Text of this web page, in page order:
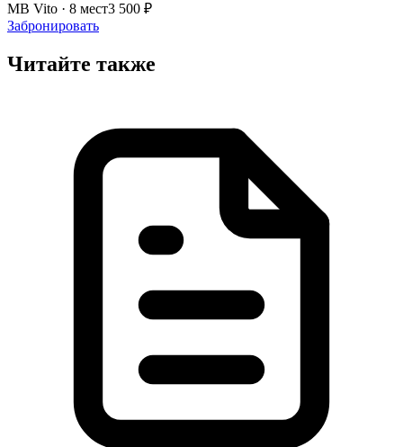
MB Vito · 8 мест3 500 ₽
Забронировать
Читайте также